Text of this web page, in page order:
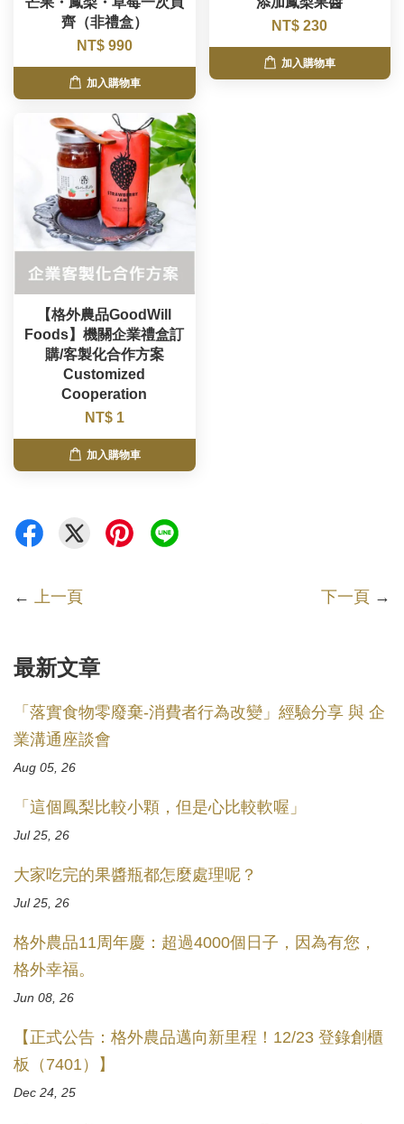
齊（非禮盒）
NT$ 990
加入購物車
NT$ 230
加入購物車
【格外農品GoodWill
Foods】機關企業禮盒訂
購/客製化合作方案
Customized
Cooperation
NT$ 1
加入購物車
← 上一頁 下一頁 →
最新文章
「落實食物零廢棄-消費者行為改變」經驗分享 與 企
業溝通座談會
Aug 05, 26
「這個鳳梨比較小顆，但是心比較軟喔」
Jul 25, 26
大家吃完的果醬瓶都怎麼處理呢？
Jul 25, 26
格外農品11周年慶：超過4000個日子，因為有您，
格外幸福。
Jun 08, 26
【正式公告：格外農品邁向新里程！12/23 登錄創櫃
板（7401）】
Dec 24, 25